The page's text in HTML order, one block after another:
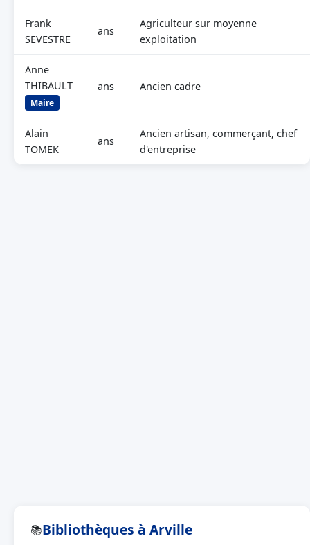
Frank
SEVESTRE
ans
Agriculteur sur moyenne
exploitation
Anne
THIBAULT
Maire
ans Ancien cadre
Alain
TOMEK
ans
Ancien artisan, commerçant, chef
d'entreprise
📚Bibliothèques à Arville